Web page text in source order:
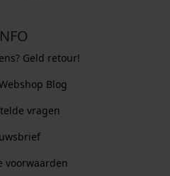
Geld retour!
Blog
vragen
voorwaarden